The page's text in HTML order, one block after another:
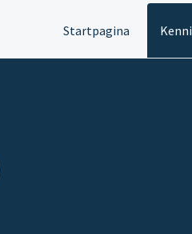
Startpagina